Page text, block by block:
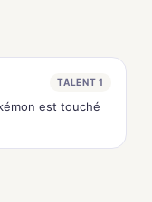
TALENT 1
est touché